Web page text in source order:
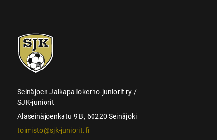
SJK-
juniorit
Seinäjoen Jalkapallokerho-juniorit ry /
SJK-juniorit
Alaseinäjoenkatu 9 B, 60220 Seinäjoki
toimisto@sjk-juniorit.fi